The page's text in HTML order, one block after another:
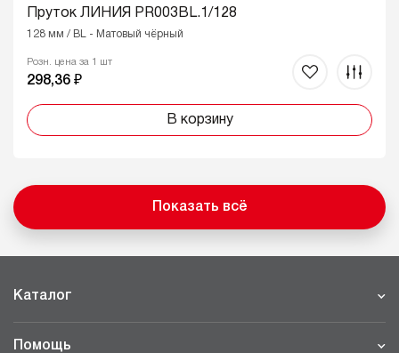
Пруток ЛИНИЯ PR003BL.1/128
128 мм / BL - Матовый чёрный
Розн. цена за 1 шт
298,36 ₽
В корзину
Показать всё
Каталог
Помощь